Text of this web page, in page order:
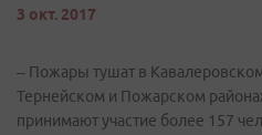
3 окт. 2017
– Пожары тушат в
Тернейском и Пожарском
принимают участие более 157